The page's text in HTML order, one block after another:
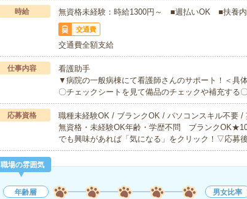
時給 無資格未経験：時給1300円～ ■週払いOK ■扶養
交通費
交通費全額支給
仕事内容
看護助手
▼病院の一般病棟にて看護師さんのサポート！＜具
〇チェックシートを見て備品のチェックや補充する
応募資格
職種未経験OK / ブランクOK / パソコンスキル不要 /
無資格・未経験OK年齢・学歴不問 ブランク
でも興味があれば「気になる」をクリック！▽応募
職場の雰囲気
年齢層
男女比率